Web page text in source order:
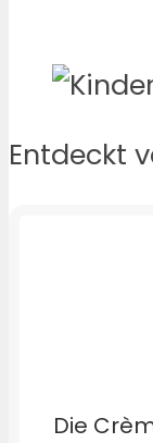
Entdeckt
Die